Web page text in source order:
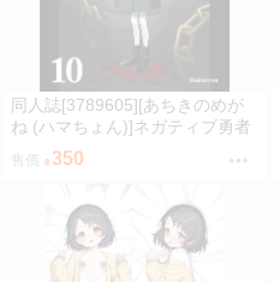
同人誌[3789605][あちきのめが
ね (ハマちょん)]ネガティブ勇者
と魔王軍幹部10 (原創)
350